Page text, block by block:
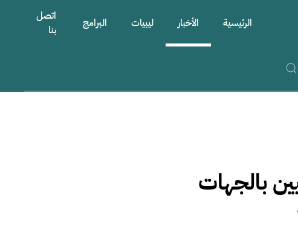
الرئيسية الأخبار ليبيات البرامج
اتصل
بنا
بالجهات